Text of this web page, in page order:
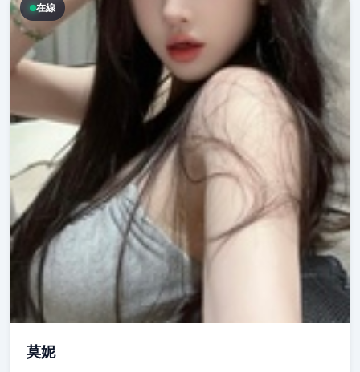
在線
莫妮